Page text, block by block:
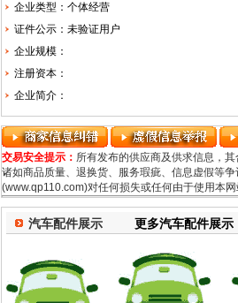
企业类型：个体经营
证件公示：未验证用户
企业规模：
注册资本：
企业简介：
交易安全提示： 所有发布的供应商及供求信息，
诸如商品质量、退换货、服务瑕疵、信息虚假等
(www.qp110.com)对任何损失或任何由于使用本
汽车配件展示 更多汽车配件展示